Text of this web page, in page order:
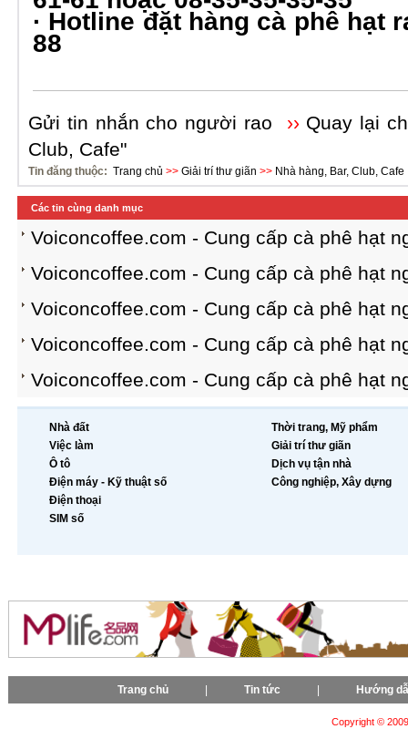
· Hotline đặt hàng cà phê hạt
88
Gửi tin nhắn cho người rao ›› Quay lại
Club, Cafe"
Tin đăng thuộc: Trang chủ >> Giải trí thư giãn >> Nhà hàng, Bar, Club, Cafe
Các tin cùng danh mục
Voiconcoffee.com - Cung cấp cà phê hạt
Voiconcoffee.com - Cung cấp cà phê hạt
Voiconcoffee.com - Cung cấp cà phê hạt
Voiconcoffee.com - Cung cấp cà phê hạt
Voiconcoffee.com - Cung cấp cà phê hạt
Nhà đất
Việc làm
Ô tô
Điện máy - Kỹ thuật số
Điện thoại
SIM số
Thời trang, Mỹ phẩm
Giải trí thư giãn
Dịch vụ tận nhà
Công nghiệp, Xây dựng
Trang chủ Tin tức Hướng
Copyright ©